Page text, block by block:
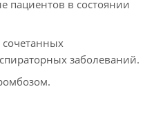
пациентов в состоянии
заболеваний.